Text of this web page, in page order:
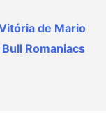
de Mario
Romaniacs